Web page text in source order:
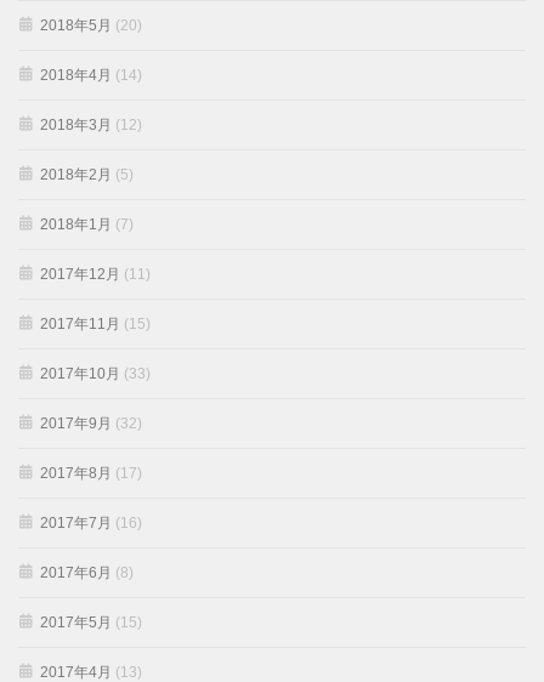
2018年5月 (20)
2018年4月 (14)
2018年3月 (12)
2018年2月 (5)
2018年1月 (7)
2017年12月 (11)
2017年11月 (15)
2017年10月 (33)
2017年9月 (32)
2017年8月 (17)
2017年7月 (16)
2017年6月 (8)
2017年5月 (15)
2017年4月 (13)